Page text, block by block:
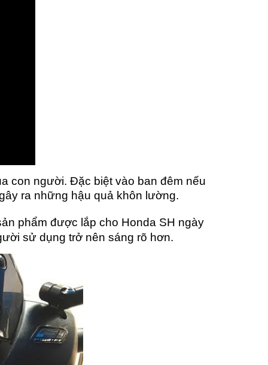
con người. Đặc biệt vào ban đêm nếu
ra những hậu quả khôn lường.
phẩm được lắp cho Honda SH ngày
sử dụng trở nên sáng rõ hơn.